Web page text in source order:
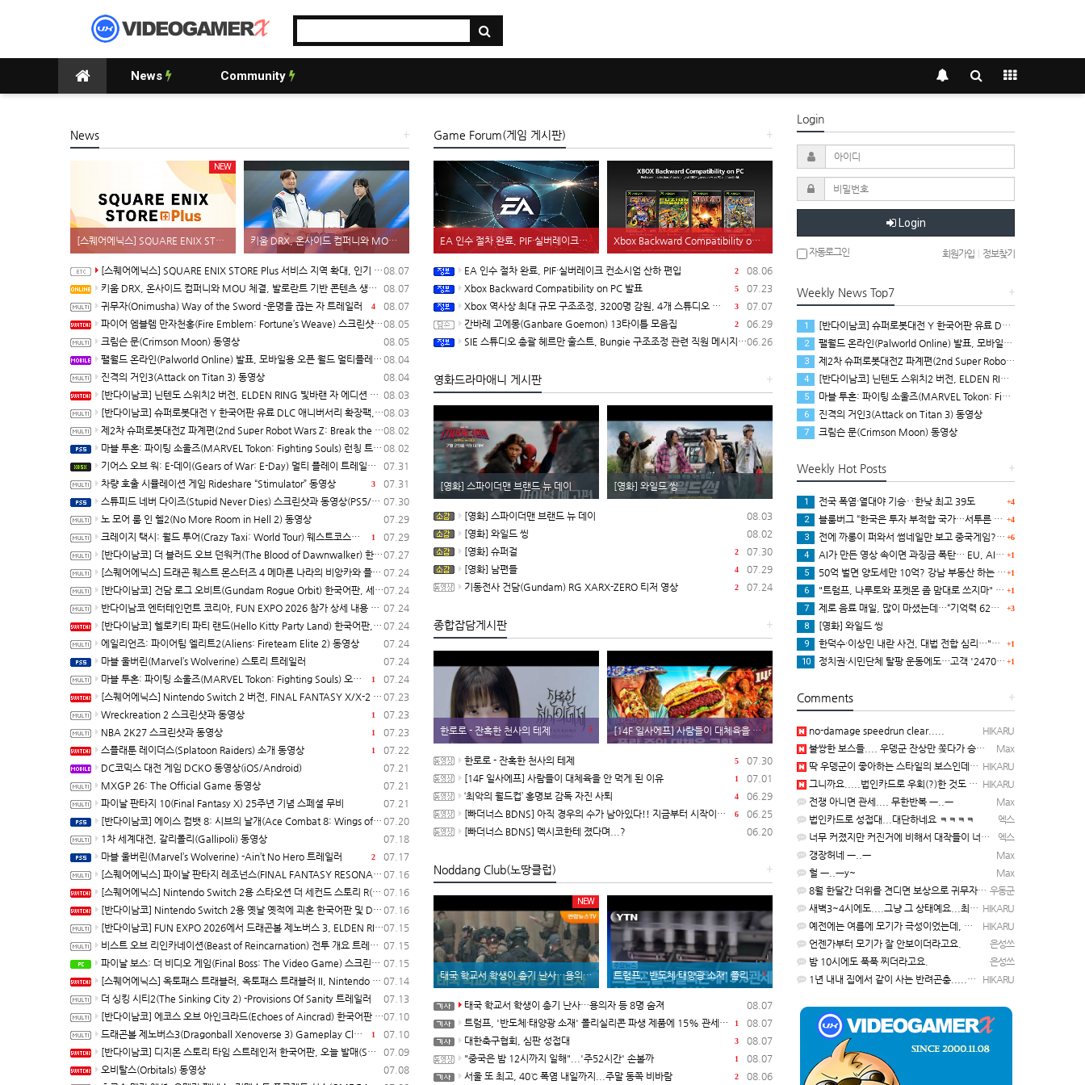
News Community
+
News
NEW
[스퀘어에닉스] SQUARE ENIX STORE Plus 서비스 지역 확대, 인기 신상품 라인업 순차적 입고 키움 DRX, 온사이드 컴퍼니와 MOU 체결, 발로란트 기반 콘텐츠 생태계 확장
08.07
[스퀘어에닉스] SQUARE ENIX STORE Plus 서비스 지역 확대, 인기 신상품 라인업 순차적 입고
08.07
키움 DRX, 온사이드 컴퍼니와 MOU 체결, 발로란트 기반 콘텐츠 생태계 확장
4 08.07
귀무자(Onimusha) Way of the Sword -운명을 끊는 자 트레일러
08.05
파이어 엠블렘 만자천홍(Fire Emblem: Fortune’s Weave) 스크린샷과 동영상(한국어 자막)
08.05
크림슨 문(Crimson Moon) 동영상
08.04
팰월드 온라인(Palworld Online) 발표, 모바일용 오픈 월드 멀티플레이 생존 크래프트
08.04
진격의 거인3(Attack on Titan 3) 동영상
08.03
[반다이남코] 닌텐도 스위치2 버전, ELDEN RING 빛바랜 자 에디션 패키지 예약 판매, 8월 5일 시작
08.03
[반다이남코] 슈퍼로봇대전 Y 한국어판 유료 DLC 애니버서리 확장팩, 8월 5일 판매 시작
08.02
제2차 슈퍼로봇대전Z 파계편(2nd Super Robot Wars Z: Break the World Chapter) Remastered 제작 결정
08.02
마블 투혼: 파이팅 소울즈(MARVEL Tokon: Fighting Souls) 런칭 트레일러
07.31
기어스 오브 워: E-데이(Gears of War: E-Day) 멀티 플레이 트레일러(XBSX/PC)
3 07.31
차량 호출 시뮬레이션 게임 Rideshare “Stimulator” 동영상
07.30
스튜피드 네버 다이즈(Stupid Never Dies) 스크린샷과 동영상(PS5/PC)
07.29
노 모어 룸 인 헬2(No More Room in Hell 2) 동영상
1 07.29
크레이지 택시: 월드 투어(Crazy Taxi: World Tour) 웨스트코스트 맵 트레일러(한국어 자막)
07.27
[반다이남코] 더 블러드 오브 던워커(The Blood of Dawnwalker) 한국어판 패키지 예약 판매, 7월 29일 시작
07.24
[스퀘어에닉스] 드래곤 퀘스트 몬스터즈 4 메마른 나라의 비앙카와 플로라, 배틀과 배합 등 최신 정보 공개
07.24
[반다이남코] 건담 로그 오비트(Gundam Rogue Orbit) 한국어판, 세계관 공개
07.24
반다이남코 엔터테인먼트 코리아, FUN EXPO 2026 참가 상세 내용 공개
07.24
[반다이남코] 헬로키티 파티 랜드(Hello Kitty Party Land) 한국어판, 다운로드 버전 예약 판매 시작
07.24
에일리언즈: 파이어팀 엘리트2(Aliens: Fireteam Elite 2) 동영상
07.24
마블 울버린(Marvel’s Wolverine) 스토리 트레일러
1 07.24
마블 투혼: 파이팅 소울즈(MARVEL Tokon: Fighting Souls) 오프닝 동영상
07.23
[스퀘어에닉스] Nintendo Switch 2 버전, FINAL FANTASY X/X-2 HD Remaster, 오늘 발매
1 07.23
Wreckreation 2 스크린샷과 동영상
1 07.23
NBA 2K27 스크린샷과 동영상
1 07.22
스플래툰 레이더스(Splatoon Raiders) 소개 동영상
07.21
DC코믹스 대전 게임 DCKO 동영상(iOS/Android)
07.21
MXGP 26: The Official Game 동영상
07.21
파이날 판타지 10(Final Fantasy X) 25주년 기념 스페셜 무비
07.20
[반다이남코] 에이스 컴뱃 8: 시브의 날개(Ace Combat 8: Wings of Theve) 한국어판, PS5용 패키지 예약 판매, 7월 21일 시작
07.18
1차 세계대전, 갈리폴리(Gallipoli) 동영상
2 07.17
마블 울버린(Marvel’s Wolverine) -Ain’t No Hero 트레일러
07.16
[스퀘어에닉스] 파이날 판타지 레조넌스(FINAL FANTASY RESONANCE) 다운로드 버전 예약 판매 개시, 최신 트레일러 및 정보 공개
07.16
[스퀘어에닉스] Nintendo Switch 2용 스타오션 더 세컨드 스토리 R(Star Ocean The Second Story R) 발매 개시
07.16
[반다이남코] Nintendo Switch 2용 옛날 옛적에 괴혼 한국어판 및 DLC Rolling LIVE Highlights 다운로드 전용으로 10월 8일 발매
07.15
[반다이남코] FUN EXPO 2026에서 드래곤볼 제노버스 3, ELDEN RING 빛바랜 자 에디션, 국내 첫 공개 체험 실시
07.15
비스트 오브 리인카네이션(Beast of Reincarnation) 전투 개요 트레일러
07.15
파이날 보스: 더 비디오 게임(Final Boss: The Video Game) 스크린샷과 동영상
07.14
[스퀘어에닉스] 옥토패스 트래블러, 옥토패스 트래블러 II, Nintendo Switch 2 다운로드 버전, 10월 1일 발매 결정, 예약 판매 개시
07.13
더 싱킹 시티2(The Sinking City 2) -Provisions Of Sanity 트레일러
07.10
[반다이남코] 에코스 오브 아인크라드(Echoes of Aincrad) 한국어판 발매 개시
1 07.10
드래곤볼 제노버스3(Dragonball Xenoverse 3) Gameplay Closer Look 트레일러
07.09
[반다이남코] 디지몬 스토리 타임 스트레인저 한국어판, 오늘 발매(Switch/Switch2)
07.08
오비탈스(Orbitals) 동영상
+
Game Forum(게임 게시판)
2
EA 인수 절차 완료, PIF·실버레이크 컨소시엄 산하 편입 5
Xbox Backward Compatibility on PC 발표
2 08.06
EA 인수 절차 완료, PIF·실버레이크 컨소시엄 산하 편입
5 07.23
Xbox Backward Compatibility on PC 발표
3 07.07
Xbox 역사상 최대 규모 구조조정, 3200명 감원, 4개 스튜디오 분리
2 06.29
간바레 고에몽(Ganbare Goemon) 13타이틀 모음집
06.26
SIE 스튜디오 총괄 헤르만 훌스트, Bungie 구조조정 관련 직원 메시지 공개
+
영화드라마애니 게시판
[영화] 스파이더맨 브랜드 뉴 데이 [영화] 와일드 씽
08.03
[영화] 스파이더맨 브랜드 뉴 데이
08.02
[영화] 와일드 씽
2 07.30
[영화] 슈퍼걸
4 07.29
[영화] 남편들
2 07.24
기동전사 건담(Gundam) RG XARX-ZERO 티저 영상
+
종합잡담게시판
5
한로로 - 잔혹한 천사의 테제 1
[14F 일사에프] 사람들이 대체육을 안 먹게 된 이유
5 07.30
한로로 - 잔혹한 천사의 테제
1 07.01
[14F 일사에프] 사람들이 대체육을 안 먹게 된 이유
4 06.29
‘최악의 월드컵’ 홍명보 감독 자진 사퇴
6 06.25
[빠더너스 BDNS] 아직 경우의 수가 남아있다!! 지금부터 시작이야!!
06.20
[빠더너스 BDNS] 멕시코한테 졌다며...?
+
Noddang Club(노땅클럽)
NEW
태국 학교서 학생이 총기 난사…용의자 등 8명 숨져 1
트럼프, '반도체·태양광 소재' 폴리실리콘 파생 제품에 15% 관세...한국 기업도 영향
08.07
태국 학교서 학생이 총기 난사…용의자 등 8명 숨져
1 08.07
트럼프, '반도체·태양광 소재' 폴리실리콘 파생 제품에 15% 관세...한국 기업도 영향
3 08.07
대한축구협회, 심판 성접대
1 08.07
"중국은 밤 12시까지 일해"...'주52시간' 손볼까
2 08.06
서울 또 최고, 40℃ 폭염 내일까지...주말 동쪽 비바람
Login
Login
자동로그인 회원가입 정보찾기
+
Weekly News Top7
1 [반다이남코] 슈퍼로봇대전 Y 한국어판 유료 DLC 애니버서리 확장팩, 8월 5일 판매 시작
2 팰월드 온라인(Palworld Online) 발표, 모바일용 오픈 월드 멀티플레이 생존 크래프트
3 제2차 슈퍼로봇대전Z 파계편(2nd Super Robot Wars Z: Break the World Chapter) Remastered 제작 결정
4 [반다이남코] 닌텐도 스위치2 버전, ELDEN RING 빛바랜 자 에디션 패키지 예약 판매, 8월 5일 시작
5 마블 투혼: 파이팅 소울즈(MARVEL Tokon: Fighting Souls) 런칭 트레일러
6 진격의 거인3(Attack on Titan 3) 동영상
7 크림슨 문(Crimson Moon) 동영상
+
Weekly Hot Posts
+4
1 전국 폭염·열대야 기승‥한낮 최고 39도
+4
2 블룸버그 “한국은 투자 부적합 국가…서투른 정책이 투자자에게 트라우마”
+6
3 전에 까롱이 퍼와서 썸네일만 보고 중국게임?으로 오해했던
+1
4 AI가 만든 영상 속이면 과징금 폭탄… EU, AI법 투명성 의무 본격 가동
+1
5 50억 벌면 양도세만 10억? 강남 부동산 하는 말이..
+1
6 "트럼프, 나루토와 포켓몬 좀 맘대로 쓰지마" 日 정부, 여러번 '공식 우려' 표명
+3
7 제로 음료 매일, 많이 마셨는데…“기억력 62% 더 빨리 떨어진다
8 [영화] 와일드 씽
+1
9 한덕수·이상민 내란 사건, 대법 전합 심리…"역사적 사법평가"(종합)
+1
10 정치권·시민단체 탈팡 운동에도…고객 '2470만명' 원상 회복, "고물가에 돌팡"
+
Comments
HIKARU
no-damage speedrun clear.....
Max
불쌍한 보스들.... 우뎅군 잔상만 쫒다가 승천하게 될듯 ㅡ..ㅡy~
HIKARU
딱 우뎅군이 좋아하는 스타일의 보스인데요..ㅋ ㅋ)
HIKARU
그니까요.....법인카드로 우회(?)한 것도 아니고, 대놓고...ㅋ ㅋ)
Max
전쟁 아니면 관세.... 무한반복 ㅡ..ㅡ
엑스
법인카드로 성접대...대단하네요 ㅋㅋㅋㅋ
엑스
너무 커졌지만 커진거에 비해서 대작들이 너무 줄었죠.........
Max
갱장허네 ㅡ..ㅡ
Max
헐 ㅡ..ㅡy~
우동군
8월 한달간 더위를 견디면 보상으로 귀무자가 나와요!
HIKARU
새벽3~4시에도....그냥 그 상태예요...최근 1주일은....
HIKARU
예전에는 여름에 모기가 극성이었는데, 여름에는 안나오는 것 같은.....ㅎ ㅎ)
은성쓰
언젠가부터 모기가 잘 안보이더라고요.
은성쓰
밤 10시에도 푹푹 찌더라고요.
HIKARU
1년 내내 집에서 같이 사는 반려곤충.....이죠...